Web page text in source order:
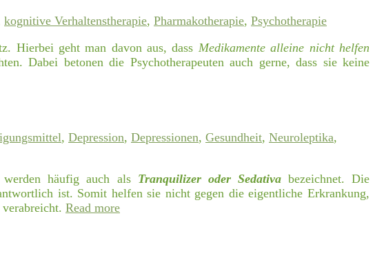
kognitive Verhaltenstherapie, Pharmakotherapie, Psychotherapie
Hierbei geht man davon aus, dass Medikamente alleine nicht helfen
Dabei betonen die Psychotherapeuten auch gerne, dass sie keine
, Depression, Depressionen, Gesundheit, Neuroleptika,
häufig auch als Tranquilizer oder Sedativabezeichnet. Die
ist. Somit helfen sie nicht gegen die eigentliche Erkrankung,
Read more